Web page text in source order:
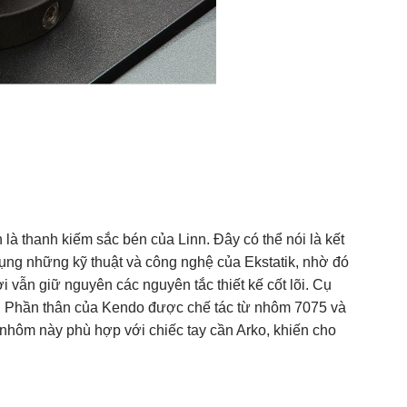
thanh kiếm sắc bén của Linn. Đây có thể nói là kết
những kỹ thuật và công nghệ của Ekstatik, nhờ đó
vẫn giữ nguyên các nguyên tắc thiết kế cốt lõi. Cụ
thân của Kendo được chế tác từ nhôm 7075 và
này phù hợp với chiếc tay cần Arko, khiến cho